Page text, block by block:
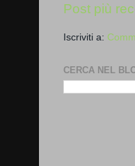
Post più
Iscriviti a:
CERCA NEL